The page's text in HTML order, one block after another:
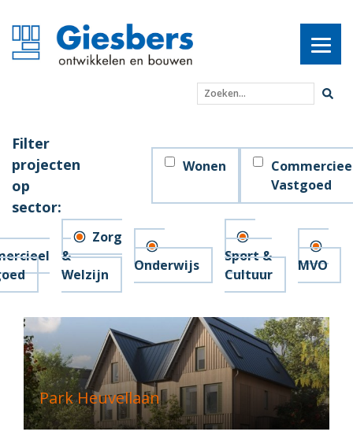
Zoeken...
Filter
projecten
op
sector:
Wonen
Vastgoed
Zorg
&
Welzijn
Onderwijs
Sport &
Cultuur
MVO
Park Heuvellaan